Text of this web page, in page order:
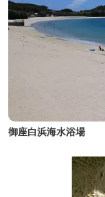
御座白浜海水浴場